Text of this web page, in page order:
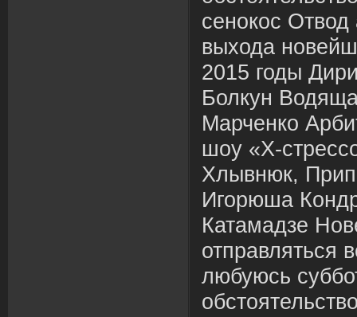
сенокос
выхода
2015 годы
Болкун
Марченко
шоу «Х-
Хлывнюк,
Игорюша
Катамадзе
отправляться
любуюсь